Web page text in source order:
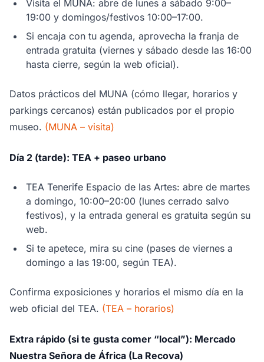
Visita el MUNA: abre de lunes a sábado 9:00–
19:00 y domingos/festivos 10:00–17:00.
Si encaja con tu agenda, aprovecha la franja de
entrada gratuita (viernes y sábado desde las 16:00
hasta cierre, según la web oficial).
Datos prácticos del MUNA (cómo llegar, horarios y
parkings cercanos) están publicados por el propio
museo. (MUNA – visita)
Día 2 (tarde): TEA + paseo urbano
TEA Tenerife Espacio de las Artes: abre de martes
a domingo, 10:00–20:00 (lunes cerrado salvo
festivos), y la entrada general es gratuita según su
web.
Si te apetece, mira su cine (pases de viernes a
domingo a las 19:00, según TEA).
Confirma exposiciones y horarios el mismo día en la
web oficial del TEA. (TEA – horarios)
Extra rápido (si te gusta comer “local”): Mercado
Nuestra Señora de África (La Recova)